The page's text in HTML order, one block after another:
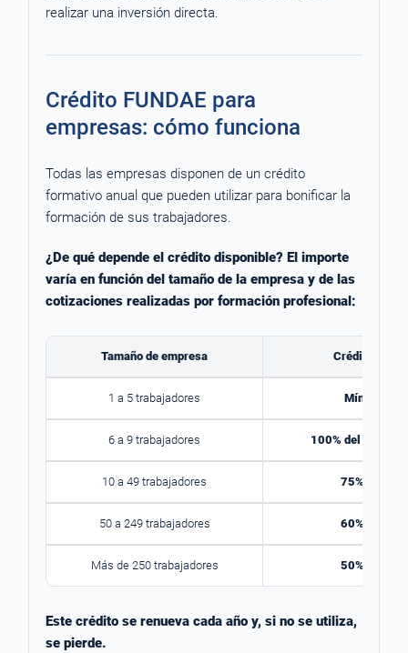
realizar una inversión directa.
Crédito FUNDAE para
empresas: cómo funciona
Todas las empresas disponen de un crédito
formativo anual que pueden utilizar para bonificar la
formación de sus trabajadores.
¿De qué depende el crédito disponible? El importe
varía en función del tamaño de la empresa y de las
cotizaciones realizadas por formación profesional:
Tamaño de empresa Crédito
1 a 5 trabajadores Mínimo
6 a 9 trabajadores 100% del crédito
10 a 49 trabajadores 75% del
50 a 249 trabajadores 60% del
Más de 250 trabajadores 50% del
Este crédito se renueva cada año y, si no se utiliza,
se pierde.